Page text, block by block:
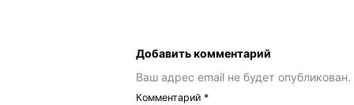
Добавить комментарий
Ваш адрес email не будет опубликован.
Комментарий *